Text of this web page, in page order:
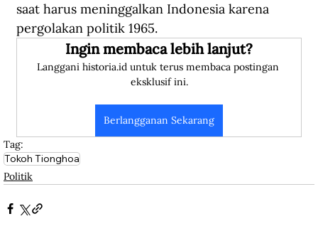
saat harus meninggalkan Indonesia karena
pergolakan politik 1965.
Ingin membaca lebih lanjut?
Langgani historia.id untuk terus membaca postingan
eksklusif ini.
Berlangganan Sekarang
Tag:
Tokoh Tionghoa
Politik